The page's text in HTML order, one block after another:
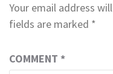
Your email address
fields are marked *
COMMENT *